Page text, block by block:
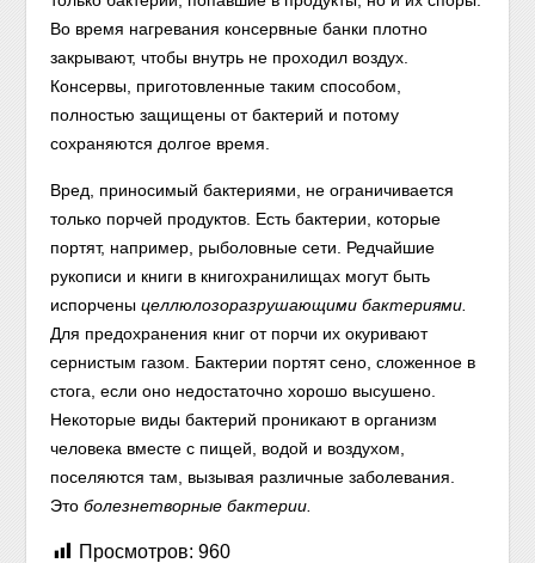
Во время нагревания консервные банки плотно
закрывают, чтобы внутрь не проходил воздух.
Консервы, приготовленные таким способом,
полностью защищены от бактерий и потому
сохраняются долгое время.
Вред, приносимый бактериями, не ограничивается
только порчей продуктов. Есть бактерии, которые
портят, например, рыболовные сети. Редчайшие
рукописи и книги в книгохранилищах могут быть
испорчены целлюлозоразрушающими бактериями.
Для предохранения книг от порчи их окуривают
сернистым газом. Бактерии портят сено, сложенное в
стога, если оно недостаточно хорошо высушено.
Некоторые виды бактерий проникают в организм
человека вместе с пищей, водой и воздухом,
поселяются там, вызывая различные заболевания.
Это болезнетворные бактерии.
Просмотров: 960